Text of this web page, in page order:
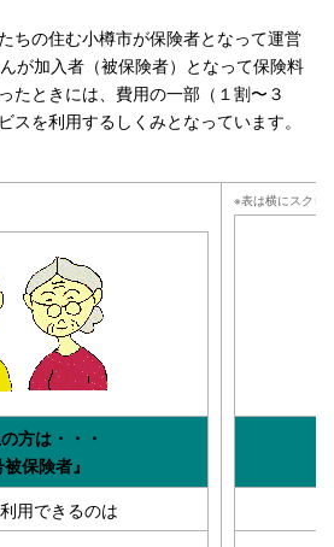
ちの住む小樽市が保険者となって運営
が加入者（被保険者）となって保険料
たときには、費用の一部（１割〜３
スを利用するしくみとなっています。
方は・・・
被保険者』
用できるのは